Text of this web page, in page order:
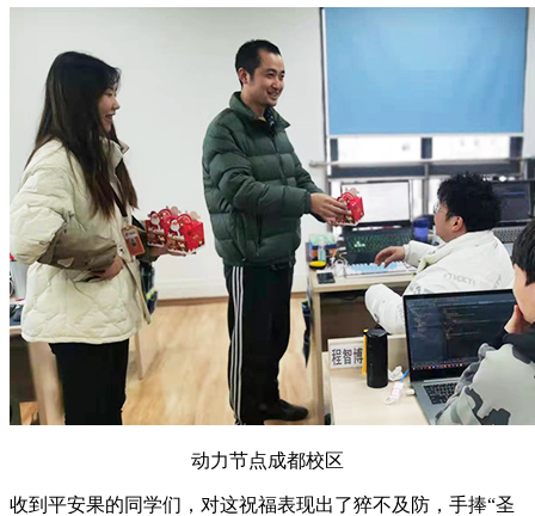
动力节点成都校区
收到平安果的同学们，对这祝福表现出了猝不及防，手捧“圣